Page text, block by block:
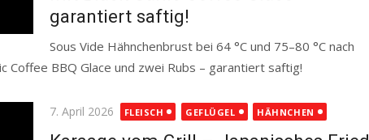
garantiert saftig!
Sous Vide Hähnchenbrust bei 64 °C und 75–80 °C nach
Coffee BBQ Glace und zwei Rubs – garantiert saftig!
Posted
7. April 2026 FLEISCH GEFLÜGEL HÄHNCHEN